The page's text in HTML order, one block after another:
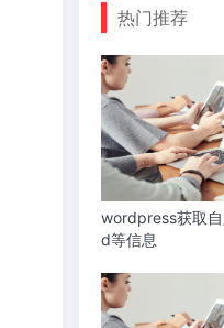
热门推荐
wordpress获取
d等信息